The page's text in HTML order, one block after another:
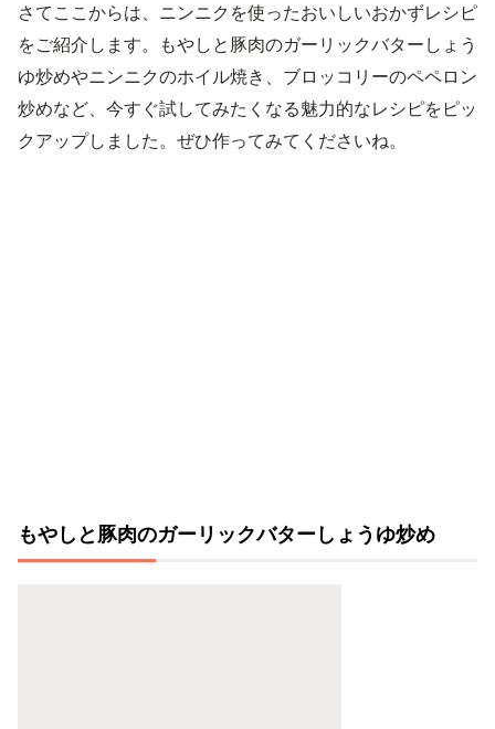
さてここからは、ニンニクを使ったおいしいおかずレシピ
をご紹介します。もやしと豚肉のガーリックバターしょう
ゆ炒めやニンニクのホイル焼き、ブロッコリーのペペロン
炒めなど、今すぐ試してみたくなる魅力的なレシピをピッ
クアップしました。ぜひ作ってみてくださいね。
もやしと豚肉のガーリックバターしょうゆ炒め